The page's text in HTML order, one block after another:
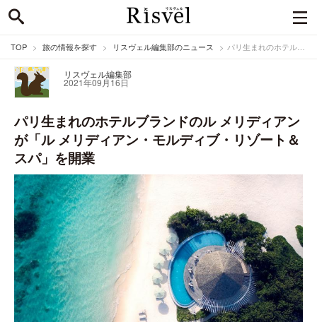
TOP 旅の情報を探す リスヴェル編集部のニュース パリ生まれのホテルブランドのル メリディアンが「ル メリディアン・モルディブ・リゾート＆スパ」を開業
リスヴェル編集部
2021年09月16日
パリ生まれのホテルブランドのル メリディアン
が「ル メリディアン・モルディブ・リゾート＆
スパ」を開業